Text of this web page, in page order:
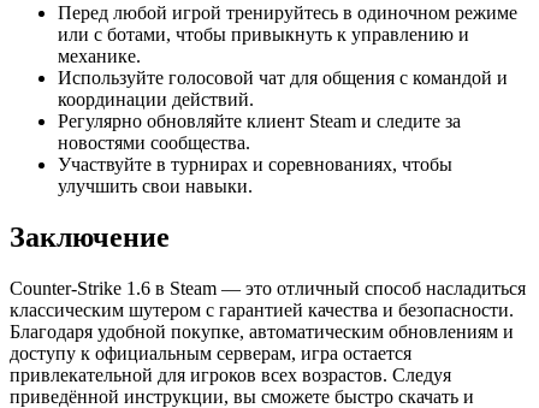
Перед любой игрой тренируйтесь в одиночном режиме
или с ботами, чтобы привыкнуть к управлению и
механике.
Используйте голосовой чат для общения с командой и
координации действий.
Регулярно обновляйте клиент Steam и следите за
новостями сообщества.
Участвуйте в турнирах и соревнованиях, чтобы
улучшить свои навыки.
Заключение
Counter-Strike 1.6 в Steam — это отличный способ насладиться
классическим шутером с гарантией качества и безопасности.
Благодаря удобной покупке, автоматическим обновлениям и
доступу к официальным серверам, игра остается
привлекательной для игроков всех возрастов. Следуя
приведённой инструкции, вы сможете быстро скачать и